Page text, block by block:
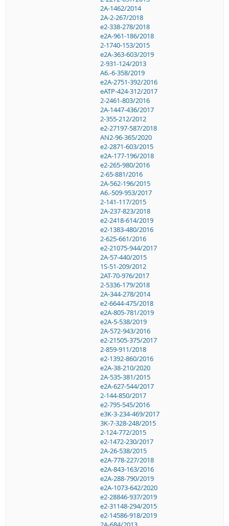
2A-1462/2014
2A-2-267/2018
e2-338-278/2018
e2A-961-186/2018
2-1740-153/2015
e2A-363-603/2019
2-931-124/2013
A6.-6-358/2019
e2A-2751-392/2016
eATP-424-312/2017
2-2461-803/2016
2A-1447-436/2017
2-355-212/2012
e2-27197-587/2018
AN2-96-365/2020
e2-2871-603/2015
e2A-177-196/2018
e2-265-980/2016
2-65-881/2016
2A-562-196/2015
A6.-509-953/2017
2-141-117/2015
2A-237-823/2018
e2-2418-614/2019
e2-1383-480/2016
2-625-661/2016
e2-21075-944/2017
2A-57-440/2015
1S-51-209/2012
2AT-70-976/2017
2-5336-179/2018
2A-344-278/2014
e2-6644-475/2018
e2A-805-781/2019
e2A-5-538/2019
2A-572-943/2016
e2-21505-375/2017
2-859-911/2018
e2-1392-860/2016
e2A-38-210/2020
2A-535-381/2015
e2A-627-544/2017
2-144-850/2017
e2-795-545/2016
e3K-3-234-469/2017
3K-7-328-248/2015
2-124-772/2015
e2-1472-230/2017
2A-26-538/2015
e2A-778-227/2018
e2A-843-163/2016
e2A-288-790/2019
e2A-1073-642/2020
e2-28846-937/2019
e2-31148-294/2015
e2-14586-918/2019